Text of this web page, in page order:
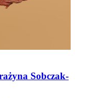
Sobczak-